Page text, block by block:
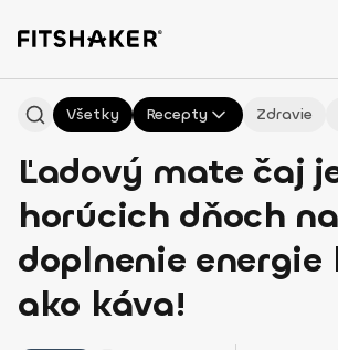
Všetky Recepty Zdravie
Ľadový mate čaj
horúcich dňoch na
doplnenie energie
ako káva!